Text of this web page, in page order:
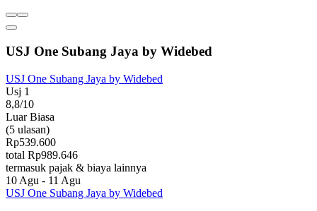
USJ One Subang Jaya by Widebed
USJ One Subang Jaya by Widebed
Usj 1
8,8/10
Luar Biasa
(5 ulasan)
Rp539.600
total Rp989.646
termasuk pajak & biaya lainnya
10 Agu - 11 Agu
USJ One Subang Jaya by Widebed